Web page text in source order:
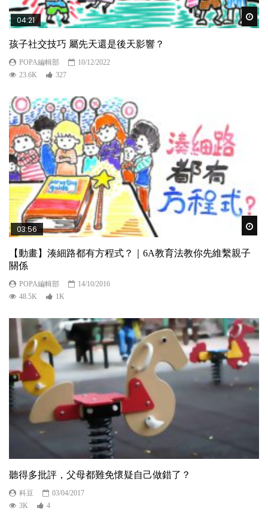
04:21
孩子社交技巧 屬先天還是後天影響？
POPA編輯部
10/12/2022
23.6K
327
03:56
【動畫】湊細路都有方程式？｜6A教育法教你先維繫親子
關係
POPA編輯部
14/10/2016
48.5K
1K
聽得多批評，父母都難免懷疑自己做錯了？
科豆
03/04/2017
3K
4